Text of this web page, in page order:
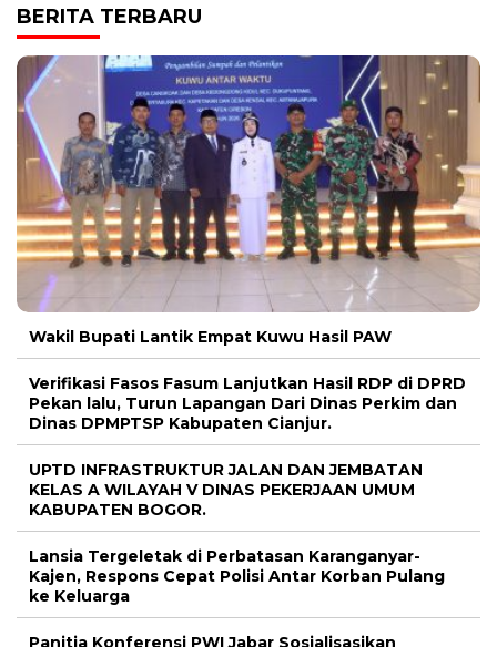
BERITA TERBARU
Wakil Bupati Lantik Empat Kuwu Hasil PAW
Verifikasi Fasos Fasum Lanjutkan Hasil RDP di DPRD
Pekan lalu, Turun Lapangan Dari Dinas Perkim dan
Dinas DPMPTSP Kabupaten Cianjur.
UPTD INFRASTRUKTUR JALAN DAN JEMBATAN
KELAS A WILAYAH V DINAS PEKERJAAN UMUM
KABUPATEN BOGOR.
Lansia Tergeletak di Perbatasan Karanganyar-
Kajen, Respons Cepat Polisi Antar Korban Pulang
ke Keluarga
Panitia Konferensi PWI Jabar Sosialisasikan